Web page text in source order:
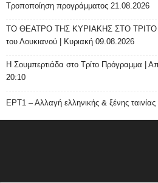
Τροποποίηση προγράμματος 21.08.2026
ΤΟ ΘΕΑΤΡΟ ΤΗΣ ΚΥΡΙΑΚΗΣ ΣΤΟ ΤΡΙΤΟ
του Λουκιανού | Κυριακή 09.08.2026
H Σουμπερτιάδα στο Τρίτο Πρόγραμμα |
20:10
ΕΡΤ1 – Αλλαγή ελληνικής & ξένης